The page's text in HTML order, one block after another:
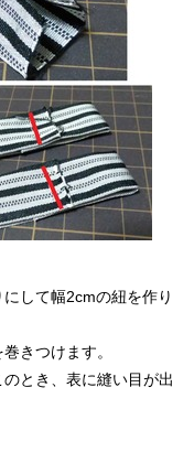
して幅2cmの紐を作り
きつけます。
とき、表に縫い目が出